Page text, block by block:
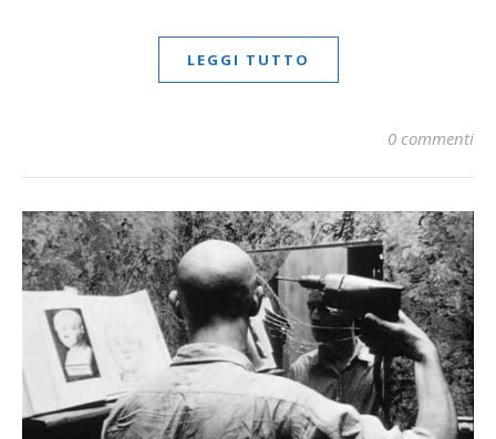
LEGGI TUTTO
0 commenti